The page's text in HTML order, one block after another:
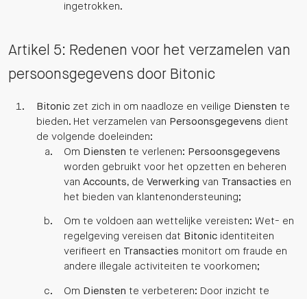
ingetrokken.
Artikel 5: Redenen voor het verzamelen van
persoonsgegevens door Bitonic
Bitoniczet zich in om naadloze en veilige Diensten te
bieden. Het verzamelen van Persoonsgegevens dient
de volgende doeleinden:
Om Diensten te verlenen: Persoonsgegevens
worden gebruikt voor het opzetten en beheren
van Accounts, de Verwerking van Transacties en
het bieden van klantenondersteuning;
Om te voldoen aan wettelijke vereisten: Wet- en
regelgeving vereisen dat Bitonic identiteiten
verifieert en Transacties monitort om fraude en
andere illegale activiteiten te voorkomen;
Om Diensten te verbeteren: Door inzicht te